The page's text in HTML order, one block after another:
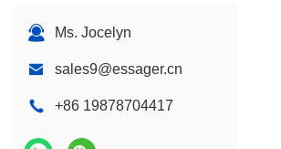
Ms. Jocelyn
sales9@essager.cn
+86 19878704417